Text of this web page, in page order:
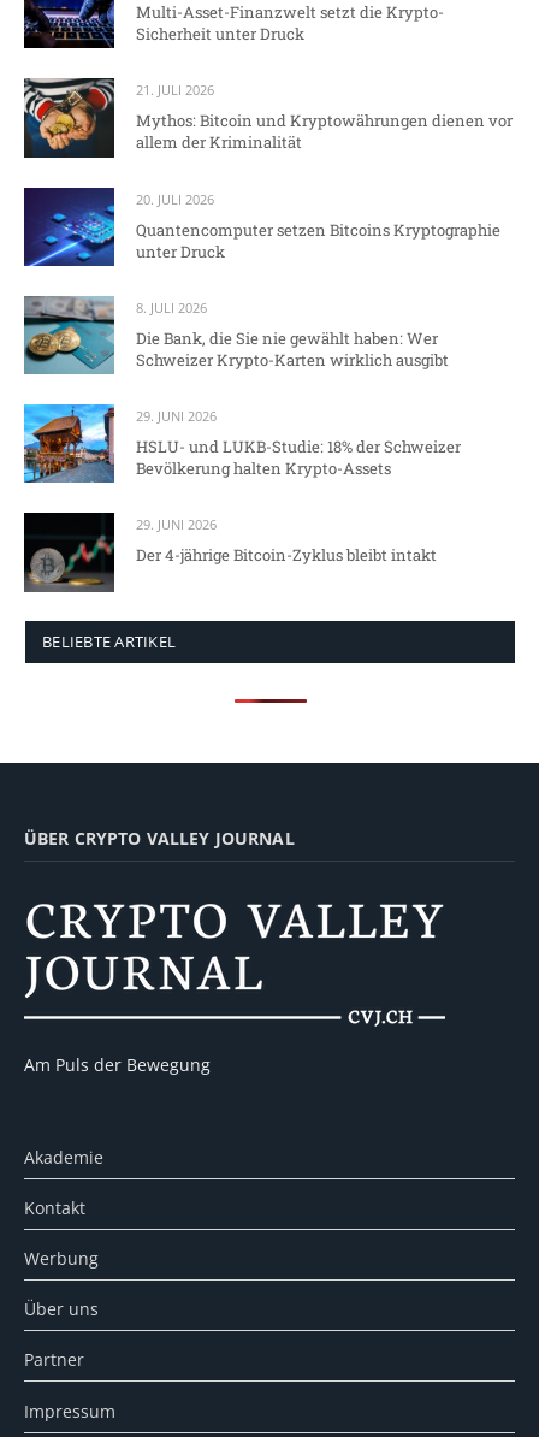
Multi-Asset-Finanzwelt setzt die Krypto-
Sicherheit unter Druck
21. JULI 2026
Mythos: Bitcoin und Kryptowährungen dienen vor
allem der Kriminalität
20. JULI 2026
Quantencomputer setzen Bitcoins Kryptographie
unter Druck
8. JULI 2026
Die Bank, die Sie nie gewählt haben: Wer
Schweizer Krypto-Karten wirklich ausgibt
29. JUNI 2026
HSLU- und LUKB-Studie: 18% der Schweizer
Bevölkerung halten Krypto-Assets
29. JUNI 2026
Der 4-jährige Bitcoin-Zyklus bleibt intakt
BELIEBTE ARTIKEL
ÜBER CRYPTO VALLEY JOURNAL
Am Puls der Bewegung
Akademie
Kontakt
Werbung
Über uns
Partner
Impressum